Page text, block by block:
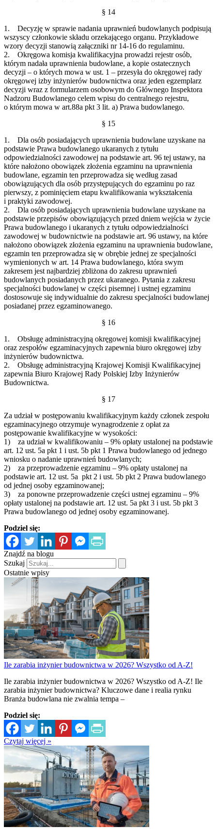
§ 14
1. Decyzję w sprawie nadania uprawnień budowlanych podpisują
wszyscy członkowie składu orzekającego organu. Przykładowe
wzory decyzji stanowią załączniki nr 14-16 do regulaminu.
2. Okręgowa komisja kwalifikacyjna prowadzi rejestr osób,
którym nadała uprawnienia budowlane, a kopie ostatecznych
decyzji – o których mowa w ust. 1 – przesyła do okręgowej rady
okręgowej izby inżynierów budownictwa oraz jeden egzemplarz
decyzji wraz z formularzem osobowym do Głównego Inspektora
Nadzoru Budowlanego celem wpisu do centralnego rejestru,
o którym mowa w art.88a pkt 3 lit. a) Prawa budowlanego.
§ 15
1. Dla osób posiadających uprawnienia budowlane uzyskane na
podstawie Prawa budowlanego ukaranych z tytułu
odpowiedzialności zawodowej na podstawie art. 96 tej ustawy, na
które nałożono obowiązek złożenia egzaminu na uprawnienia
budowlane, egzamin ten przeprowadza się według zasad
obowiązujących dla osób przystępujących do egzaminu po raz
pierwszy, z pominięciem etapu kwalifikowania wykształcenia
i praktyki zawodowej.
2. Dla osób posiadających uprawnienia budowlane uzyskane na
podstawie przepisów obowiązujących przed dniem wejścia w życie
Prawa budowlanego i ukaranych z tytułu odpowiedzialności
zawodowej w budownictwie na podstawie art. 96 ustawy, na które
nałożono obowiązek złożenia egzaminu na uprawnienia budowlane,
egzamin ten przeprowadza się w obrębie jednej ze specjalności
wymienionych w art. 14 Prawa budowlanego, która swym
zakresem jest najbardziej zbliżona do zakresu uprawnień
budowlanych posiadanych przez ukaranego. Pytania z zakresu
specjalności budowlanej w części pisemnej i ustnej egzaminu
dostosowuje się indywidualnie do zakresu specjalności budowlanej
posiadanej przez egzaminowanego.
§ 16
1. Obsługę administracyjną okręgowej komisji kwalifikacyjnej
oraz zespołów egzaminacyjnych zapewnia biuro okręgowej izby
inżynierów budownictwa.
2. Obsługę administracyjną Krajowej Komisji Kwalifikacyjnej
zapewnia Biuro Krajowej Rady Polskiej Izby Inżynierów
Budownictwa.
§ 17
Za udział w postępowaniu kwalifikacyjnym każdy członek zespołu
egzaminacyjnego otrzymuje wynagrodzenie z opłat za
postępowanie kwalifikacyjne w wysokości:
1) za udział w kwalifikowaniu – 9% opłaty ustalonej na podstawie
art. 12 ust. 5a pkt 1 i ust. 5b pkt 1 Prawa budowlanego od jednego
wniosku o nadanie uprawnień budowlanych;
2) za przeprowadzenie egzaminu – 9% opłaty ustalonej na
podstawie art. 12 ust. 5a pkt 2 i ust. 5b pkt 2 Prawa budowlanego
od jednej osoby egzaminowanej;
3) za ponowne przeprowadzenie części ustnej egzaminu – 9%
opłaty ustalonej na podstawie art. 12 ust. 5a pkt 3 i ust. 5b pkt 3
Prawa budowlanego od jednej osoby egzaminowanej.
Podziel się:
Znajdź na blogu
Szukaj
Ostatnie wpisy
Ile zarabia inżynier budownictwa w 2026? Wszystko od A-Z!
Ile zarabia inżynier budownictwa w 2026? Wszystko od A-Z! Ile
zarabia inżynier budownictwa? Kluczowe dane i realia rynku
Branża budowlana nie zwalnia tempa –
Podziel się:
Czytaj więcej »